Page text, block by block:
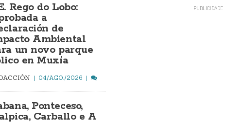
Rego do Lobo:
a
de
Ambiental
un novo parque
en Muxía
04/AGO./2026
Ponteceso,
Carballo e A